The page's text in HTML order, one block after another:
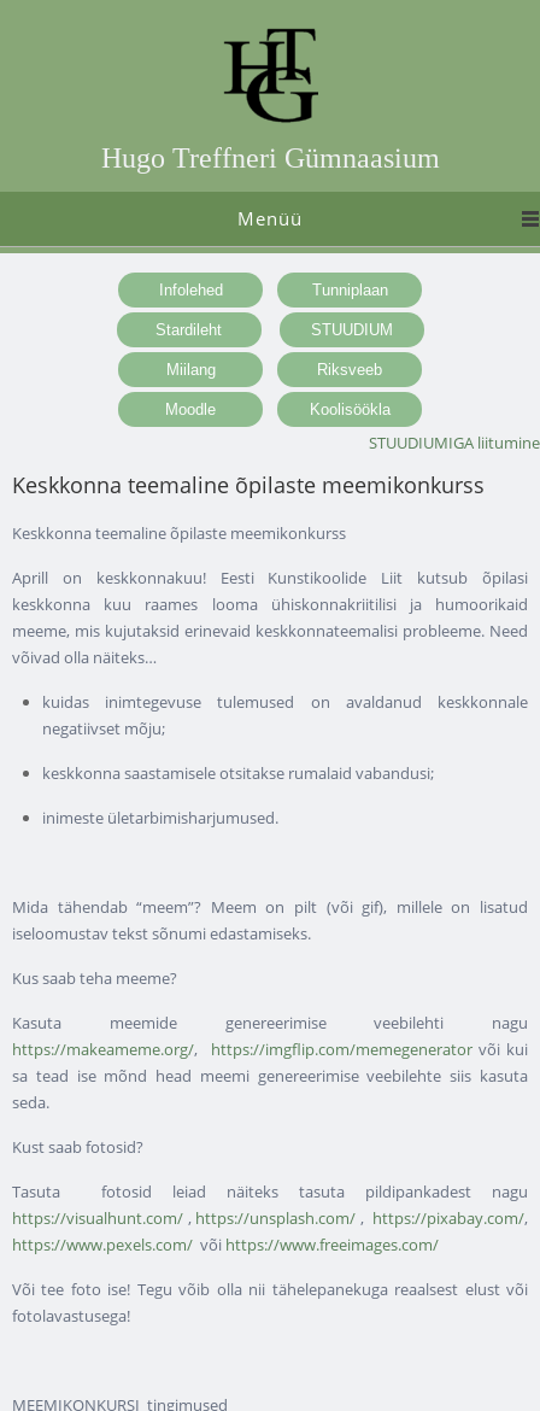
Hugo Treffneri Gümnaasium
Menüü
STUUDIUMIGA liitumine
Keskkonna teemaline õpilaste meemikonkurss
Keskkonna teemaline õpilaste meemikonkurss
Aprill on keskkonnakuu! Eesti Kunstikoolide Liit kutsub õpilasi
keskkonna kuu raames looma ühiskonnakriitilisi ja humoorikaid
meeme, mis kujutaksid erinevaid keskkonnateemalisi probleeme. Need
võivad olla näiteks…
kuidas inimtegevuse tulemused on avaldanud keskkonnale
negatiivset mõju;
keskkonna saastamisele otsitakse rumalaid vabandusi;
inimeste ületarbimisharjumused.
Mida tähendab “meem”? Meem on pilt (või gif), millele on lisatud
iseloomustav tekst sõnumi edastamiseks.
Kus saab teha meeme?
Kasuta meemide genereerimise veebilehti nagu
https://makeameme.org/, https://imgflip.com/memegeneratorvõi kui
sa tead ise mõnd head meemi genereerimise veebilehte siis kasuta
seda.
Kust saab fotosid?
Tasuta fotosid leiad näiteks tasuta pildipankadest nagu
https://visualhunt.com/ , https://unsplash.com/ , https://pixabay.com/,
https://www.pexels.com/ või https://www.freeimages.com/
Või tee foto ise! Tegu võib olla nii tähelepanekuga reaalsest elust või
fotolavastusega!
MEEMIKONKURSI tingimused